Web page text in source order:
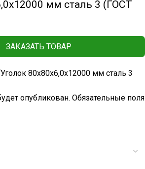
мм сталь 3 (ГОСТ
ЗАКАЗАТЬ ТОВАР
80х80х6,0х12000 мм сталь 3
опубликован. Обязательные поля